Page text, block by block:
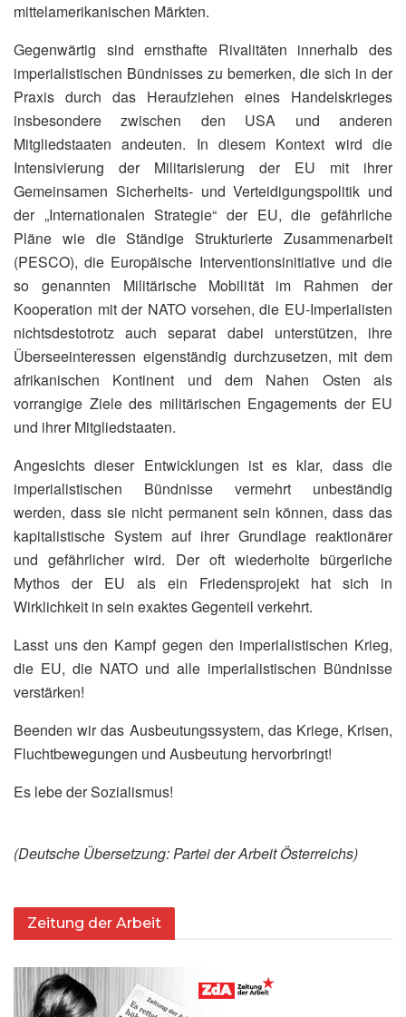
mittelamerikanischen Märkten.
Gegenwärtig sind ernsthafte Rivalitäten innerhalb des
imperialistischen Bündnisses zu bemerken, die sich in der
Praxis durch das Heraufziehen eines Handelskrieges
insbesondere zwischen den USA und anderen
Mitgliedstaaten andeuten. In diesem Kontext wird die
Intensivierung der Militarisierung der EU mit ihrer
Gemeinsamen Sicherheits- und Verteidigungspolitik und
der „Internationalen Strategie“ der EU, die gefährliche
Pläne wie die Ständige Strukturierte Zusammenarbeit
(PESCO), die Europäische Interventionsinitiative und die
so genannten Militärische Mobilität im Rahmen der
Kooperation mit der NATO vorsehen, die EU-Imperialisten
nichtsdestotrotz auch separat dabei unterstützen, ihre
Überseeinteressen eigenständig durchzusetzen, mit dem
afrikanischen Kontinent und dem Nahen Osten als
vorrangige Ziele des militärischen Engagements der EU
und ihrer Mitgliedstaaten.
Angesichts dieser Entwicklungen ist es klar, dass die
imperialistischen Bündnisse vermehrt unbeständig
werden, dass sie nicht permanent sein können, dass das
kapitalistische System auf ihrer Grundlage reaktionärer
und gefährlicher wird. Der oft wiederholte bürgerliche
Mythos der EU als ein Friedensprojekt hat sich in
Wirklichkeit in sein exaktes Gegenteil verkehrt.
Lasst uns den Kampf gegen den imperialistischen Krieg,
die EU, die NATO und alle imperialistischen Bündnisse
verstärken!
Beenden wir das Ausbeutungssystem, das Kriege, Krisen,
Fluchtbewegungen und Ausbeutung hervorbringt!
Es lebe der Sozialismus!
(Deutsche Übersetzung: Partei der Arbeit Österreichs)
Zeitung der Arbeit